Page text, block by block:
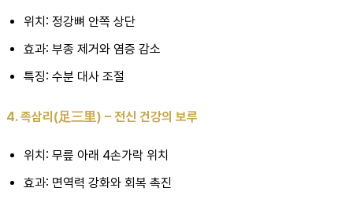
위치: 정강뼈 안쪽 상단
효과: 부종 제거와 염증 감소
특징: 수분 대사 조절
4. 족삼리(足三里) – 전신 건강의 보루
위치: 무릎 아래 4손가락 위치
효과: 면역력 강화와 회복 촉진